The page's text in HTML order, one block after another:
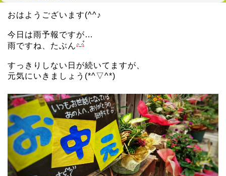
おはようございます(^^♪
今日は雨予報ですが…
雨ですね、たぶん
すっきりしない日が続いてますが、
元気にいきましょう(*^▽^*)